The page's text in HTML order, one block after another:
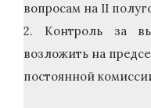
вопросам на II
2. Контроль за
возложить на
постоянной